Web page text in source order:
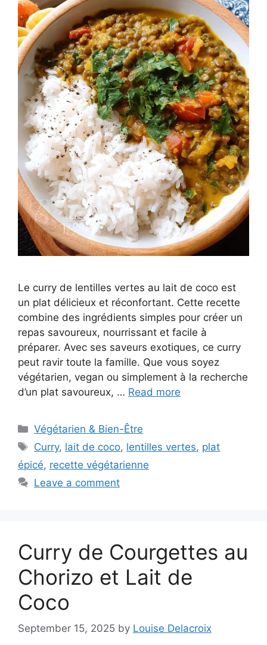
Le curry de lentilles vertes au lait de coco est
un plat délicieux et réconfortant. Cette recette
combine des ingrédients simples pour créer un
repas savoureux, nourrissant et facile à
préparer. Avec ses saveurs exotiques, ce curry
peut ravir toute la famille. Que vous soyez
végétarien, vegan ou simplement à la recherche
d’un plat savoureux, … Read more
Categories
Végétarien & Bien-Être
Tags
Curry, lait de coco, lentilles vertes, plat
épicé, recette végétarienne
Leave a comment
Curry de Courgettes au
Chorizo et Lait de
Coco
September 15, 2025 by Louise Delacroix